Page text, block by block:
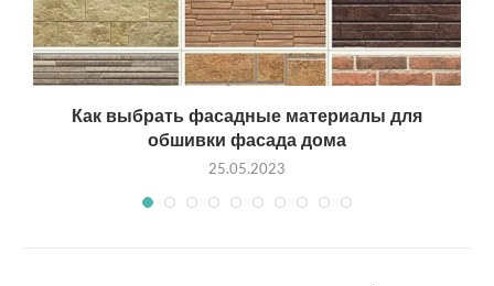
Как выбрать фасадные материалы для
обшивки фасада дома
25.05.2023